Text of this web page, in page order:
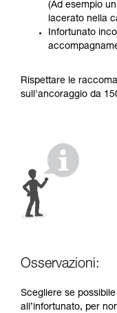
capire
La
formazione
Verificate
sicurezza,
Forniamo
(Ad esempio
lacerato nella
Infortunato
Rispettare le
sull'ancoraggio da
Osservazioni:
Scegliere se
all’infortunato, per